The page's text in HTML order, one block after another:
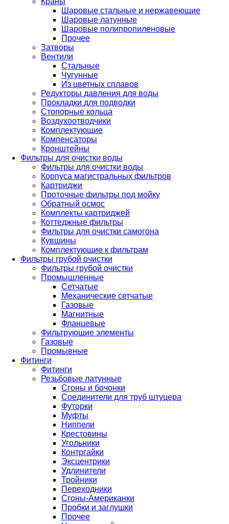
Шаровые стальные и нержавеющие
Шаровые латунные
Шаровые полипропиленовые
Прочее
Затворы
Вентили
Стальные
Чугунные
Из цветных сплавов
Редукторы давления для воды
Прокладки для подводки
Стопорные кольца
Воздухоотводчики
Комплектующие
Компенсаторы
Кронштейны
Фильтры для очистки воды
Фильтры для очистки воды
Корпуса магистральных фильтров
Картриджи
Проточные фильтры под мойку
Обратный осмос
Комплекты картриджей
Коттеджные фильтры
Фильтры для очистки самогона
Кувшины
Комплектующие к фильтрам
Фильтры грубой очистки
Фильтры грубой очистки
Промышленные
Сетчатые
Механические сетчатые
Газовые
Магнитные
Фланцевые
Фильтрующие элементы
Газовые
Промывные
Фитинги
Фитинги
Резьбовые латунные
Сгоны и бочонки
Соединители для труб штуцера
Футорки
Муфты
Ниппели
Крестовины
Угольники
Контргайки
Эксцентрики
Удлинители
Тройники
Переходники
Сгоны-Американки
Пробки и заглушки
Прочее